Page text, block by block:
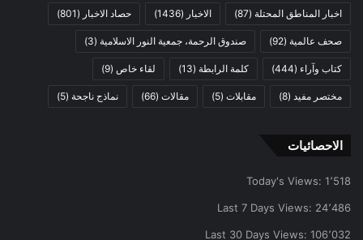
اخبار المناطق المحتلة (87) الاخبار (1436) حصاد الاخبار (801)
صحف عالمية (92) صندوق الرحمة، جمعية النور الاسلامية (3)
كتاب وآراء (444) كلمة الرابطة (13) لقاء خاص (9)
مختصر مفيد (8) مقابلات (5) مقالات (66) نماذج ناجحة (5)
الاحصائيات
Today's Views: 1٬518
Last 7 Days Views: 24٬486
Last 30 Days Views: 106٬032